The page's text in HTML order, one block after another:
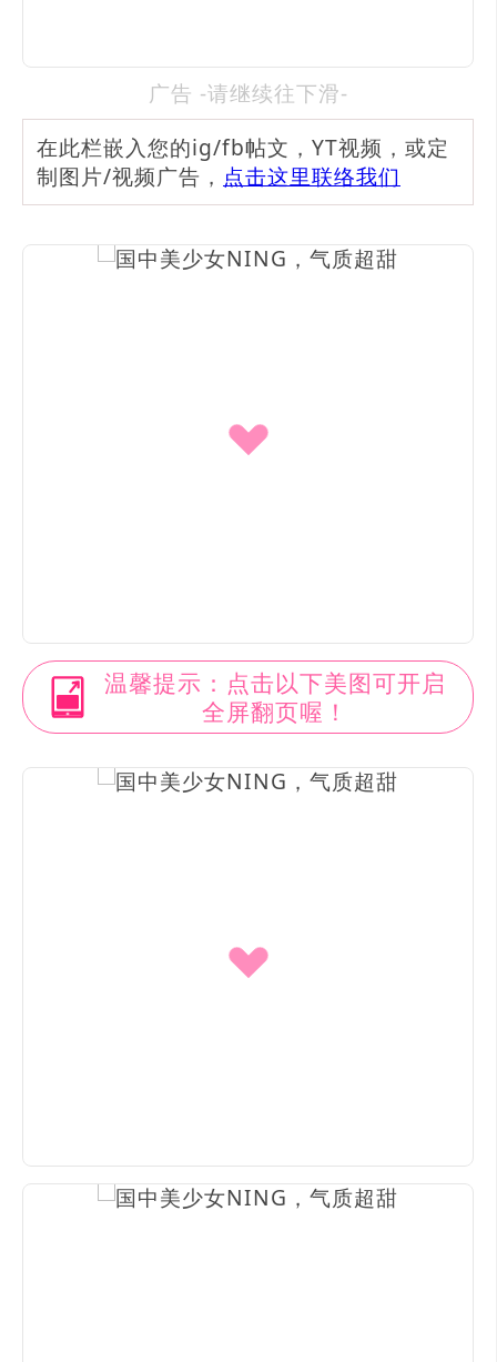
广告 -请继续往下滑-
在此栏嵌入您的ig/fb帖文，YT视频，或定
制图片/视频广告， 点击这里联络我们
温馨提示：点击以下美图可开启
全屏翻页喔！